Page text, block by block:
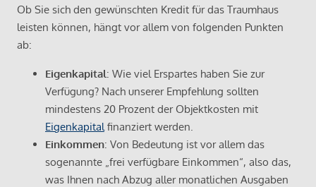
Ob Sie sich den gewünschten Kredit für das Traumhaus
leisten können, hängt vor allem von folgenden Punkten
ab:
Eigenkapital: Wie viel Erspartes haben Sie zur
Verfügung? Nach unserer Empfehlung sollten
mindestens 20 Prozent der Objektkosten mit
Eigenkapital finanziert werden.
Einkommen: Von Bedeutung ist vor allem das
sogenannte „frei verfügbare Einkommen“, also das,
was Ihnen nach Abzug aller monatlichen Ausgaben